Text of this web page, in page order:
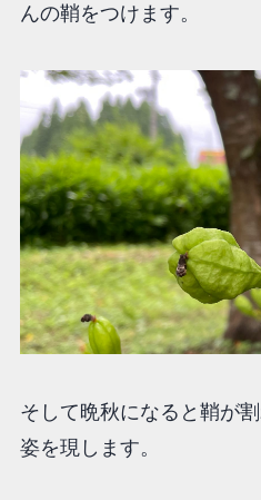
んの鞘をつけます。
そして晩秋になると鞘が
姿を現します。